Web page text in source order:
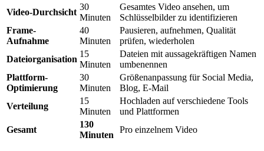
Video-Durchsicht
30
Minuten
Gesamtes Video ansehen, um
Schlüsselbilder zu identifizieren
Frame-
Aufnahme
40
Minuten
Pausieren, aufnehmen, Qualität
prüfen, wiederholen
Dateiorganisation
15
Minuten
Dateien mit aussagekräftigen Namen
umbenennen
Plattform-
Optimierung
30
Minuten
Größenanpassung für Social Media,
Blog, E-Mail
Verteilung
15
Minuten
Hochladen auf verschiedene Tools
und Plattformen
Gesamt
130
Minuten
Pro einzelnem Video